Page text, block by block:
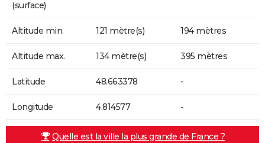
(surface)
Altitude min. 121 mètre(s) 194 mètres
Altitude max. 134 mètre(s) 395 mètres
Latitude 48.663378 -
Longitude 4.814577 -
Quelle est la ville la plus grande de France ?